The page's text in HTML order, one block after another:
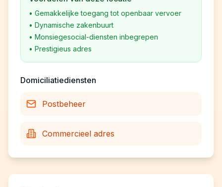
• Gemakkelijke toegang tot openbaar vervoer
• Dynamische zakenbuurt
• Monsiegesocial-diensten inbegrepen
• Prestigieus adres
Domiciliatiediensten
Postbeheer
Commercieel adres